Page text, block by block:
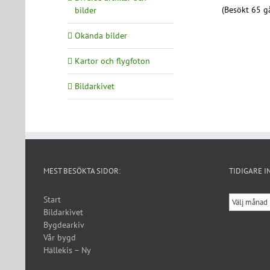
(Besökt 65
bilder
Okända bilder
Kartor och flygfoton
Bildarkivet
MEST BESÖKTA SIDOR:
Start
Bildarkivet
Bygdearkiv
Vår bygd
Hällekis – Ny
TIDIGARE
Tidigare
inlägg